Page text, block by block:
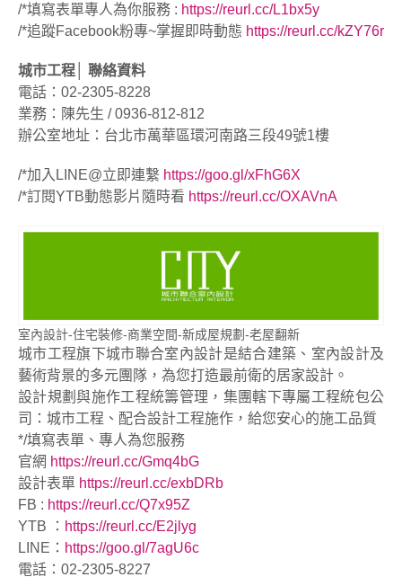
/*填寫表單專人為你服務 : https://reurl.cc/L1bx5y
/*追蹤Facebook粉專~掌握即時動態 https://reurl.cc/kZY76r
城市工程│ 聯絡資料
電話：02-2305-8228
業務：陳先生 / 0936-812-812
辦公室地址：台北市萬華區環河南路三段49號1樓
/*加入LINE@立即連繫 https://goo.gl/xFhG6X
/*訂閱YTB動態影片隨時看 https://reurl.cc/OXAVnA
室內設計-住宅裝修-商業空間-新成屋規劃-老屋翻新
城市工程旗下城市聯合室內設計是結合建築、室內設計及
藝術背景的多元團隊，為您打造最前衛的居家設計。
設計規劃與施作工程統籌管理，集團轄下專屬工程統包公
司：城市工程、配合設計工程施作，給您安心的施工品質
*/填寫表單、專人為您服務
官網 https://reurl.cc/Gmq4bG
設計表單 https://reurl.cc/exbDRb
FB : https://reurl.cc/Q7x95Z
YTB ： https://reurl.cc/E2jlyg
LINE： https://goo.gl/7agU6c
電話：02-2305-8227